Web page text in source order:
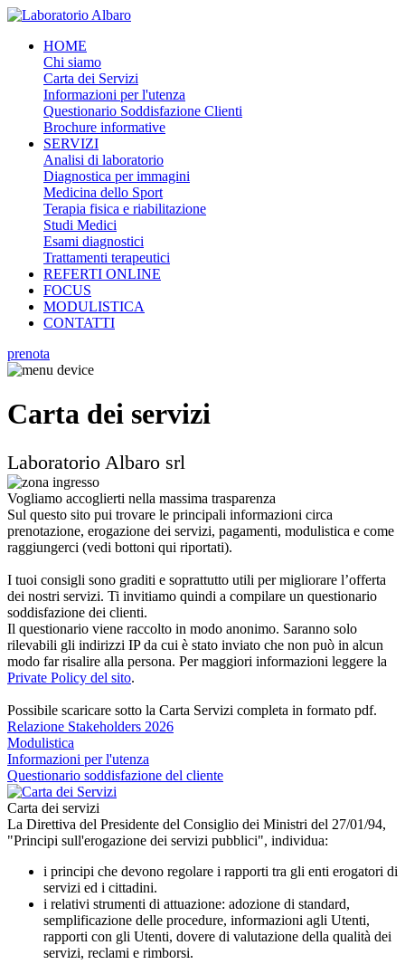
HOME
Chi siamo
Carta dei Servizi
Informazioni per l'utenza
Questionario Soddisfazione Clienti
Brochure informative
SERVIZI
Analisi di laboratorio
Diagnostica per immagini
Medicina dello Sport
Terapia fisica e riabilitazione
Studi Medici
Esami diagnostici
Trattamenti terapeutici
REFERTI ONLINE
FOCUS
MODULISTICA
CONTATTI
prenota
Carta dei servizi
Laboratorio Albaro srl
Vogliamo accoglierti nella massima trasparenza
Sul questo sito pui trovare le principali informazioni circa
prenotazione, erogazione dei servizi, pagamenti, modulistica e come
raggiungerci (vedi bottoni qui riportati).
I tuoi consigli sono graditi e soprattutto utili per migliorare l’offerta
dei nostri servizi. Ti invitiamo quindi a compilare un questionario
soddisfazione dei clienti.
Il questionario viene raccolto in modo anonimo. Saranno solo
rilevabili gli indirizzi IP da cui è stato inviato che non può in alcun
modo far risalire alla persona. Per maggiori informazioni leggere la
Private Policy del sito.
Possibile scaricare sotto la Carta Servizi completa in formato pdf.
Relazione Stakeholders 2026
Modulistica
Informazioni per l'utenza
Questionario soddisfazione del cliente
Carta dei servizi
La Direttiva del Presidente del Consiglio dei Ministri del 27/01/94,
"Principi sull'erogazione dei servizi pubblici", individua:
i principi che devono regolare i rapporti tra gli enti erogatori di
servizi ed i cittadini.
i relativi strumenti di attuazione: adozione di standard,
semplificazione delle procedure, informazioni agli Utenti,
rapporti con gli Utenti, dovere di valutazione della qualità dei
servizi, reclami e rimborsi.